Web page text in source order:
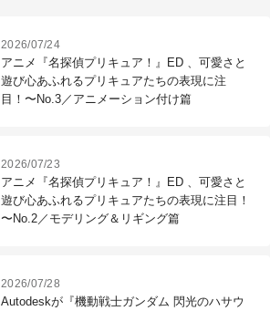
2026/07/24
アニメ『名探偵プリキュア！』ED 、可愛さと
遊び心あふれるプリキュアたちの表現に注
目！〜No.3／アニメーション付け篇
2026/07/23
アニメ『名探偵プリキュア！』ED 、可愛さと
遊び心あふれるプリキュアたちの表現に注目！
〜No.2／モデリング＆リギング篇
2026/07/28
Autodeskが『機動戦士ガンダム 閃光のハサウ